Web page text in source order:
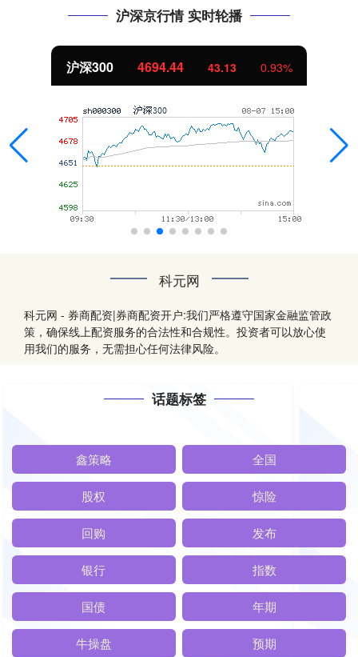
沪深京行情 实时轮播
沪深300 4694.44 43.13 0.93%
科元网
科元网 - 券商配资|券商配资开户:我们严格遵守国家金融监管政
策，确保线上配资服务的合法性和合规性。投资者可以放心使
用我们的服务，无需担心任何法律风险。
话题标签
鑫策略 全国
股权 惊险
回购 发布
银行 指数
国债 年期
牛操盘 预期